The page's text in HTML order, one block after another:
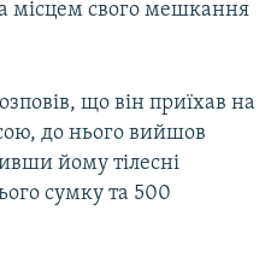
місцем свого мешкання
що він приїхав на
до нього вийшов
йому тілесні
сумку та 500